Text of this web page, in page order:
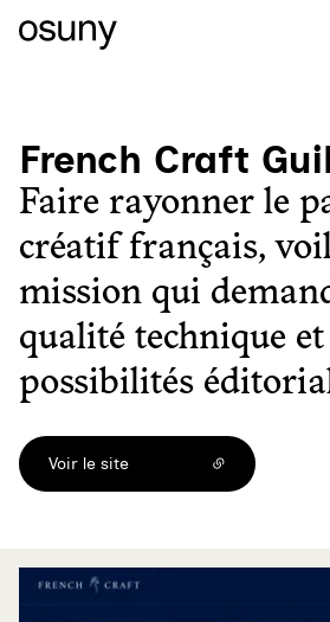
French Craft
Faire rayonner le
créatif français,
mission qui
qualité technique et
possibilités
Voir le site